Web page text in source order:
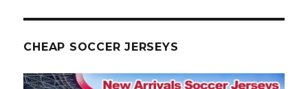
CHEAP SOCCER JERSEYS